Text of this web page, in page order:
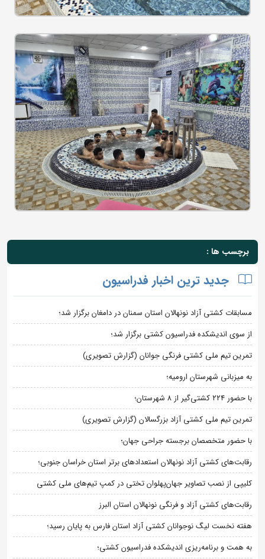
برچسب ها :
جدید ترین اخبار فدراسیون
مسابقات کشتی آزاد نونهالان استان سمنان در دامغان برگزار شد؛
از سوی اندیشکده فدراسیون کشتی برگزار شد؛
تمرین تیم ملی کشتی فرنگی جوانان (گزارش تصویری)
به میزبانی شهرستان ارومیه؛
با حضور ۲۲۴ کشتی‌گیر از ۸ شهرستان؛
تمرین تیم ملی کشتی آزاد بزرگسالان (گزارش تصویری)
با حضور متخصصان برجسته جراحی جهان؛
رقابت‌های کشتی آزاد نونهالان استعدادهای برتر استان خراسان جنوبی؛
کلیپی از نصب تصاویر جهان‌پهلوان تختی در کمپ تیم‌های ملی کشتی
رقابت‌های کشتی آزاد و فرنگی نونهالان استان البرز
هفته نخست لیگ نوجوانان کشتی آزاد استان فارس به پایان رسید؛
به همت و برنامه‌ریزی اندیشکده فدراسیون کشتی؛